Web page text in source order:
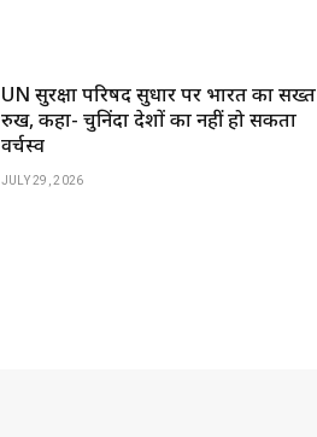
UN सुरक्षा परिषद सुधार पर भारत का सख्त
रुख, कहा- चुनिंदा देशों का नहीं हो सकता
वर्चस्व
JULY 29, 2026